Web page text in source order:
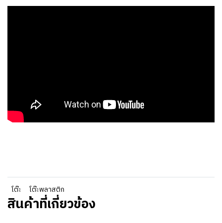
โต๊ะ โต๊ะพลาสติก
สินค้าที่เกี่ยวข้อง